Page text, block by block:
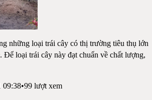
những loại trái cây có thị trường tiêu thụ lớn
Để loại trái cây này đạt chuẩn về chất lượng,
09:38•99 lượt xem